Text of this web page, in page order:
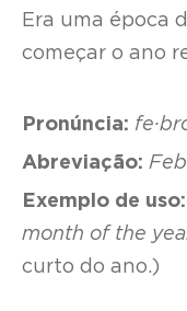
Era uma época
começar o ano
Pronúncia:
Abreviação: Feb
Exemplo de uso:
month of the
curto do ano.)